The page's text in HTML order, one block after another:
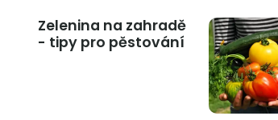
Zelenina na zahradě
- tipy pro pěstování